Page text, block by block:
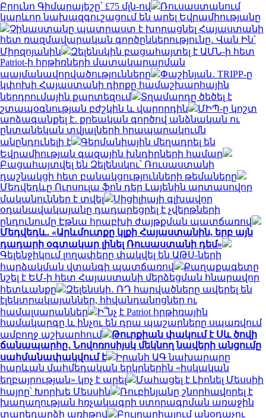
Բրունո Գիմարայեշը՝ £75 մլն-ով
Ռուսաստանում
կարևոր նախազգուշացում են արել Եվրամիությանը
Չինաստանը պատրաստ է խորացնել Հայաստանի
հետ ռազմավարական գործընկերությունը․ Վան Ին՝
Միրզոյանին
Զելենսկին բացահայտել է ԱՄՆ-ի հետ
Patriot-ի հրթիռների մատակարարման
պայմանավորվածությունները
Փաշինյան․ TRIPP-ը
կփոխի Հայաստանի դիրքը համաշխարհային
ներդրումային քարտեզում
Տղամարդը ծեծել է
շտապօգնության բժշկին և վարորդին
ՄԻՊ-ը կոշտ
արձագանքել է․ քրեական գործով անձնական ու
ընտանեկան տվյալների հրապարակումն
անընդունելի է
Գերմանիային մեղադրել են
Եվրամիության գազային խնդիրների համար
Բացահայտվել են Զելենսկու՝ Ռուսաստանի
դաշնակցի հետ բանակցությունների թեմաները
Մեդվեդևը Ուրսուլա ֆոն դեր Լայենին արտասովոր
մականուններ է տվել
Սիցիլիայի գլխավոր
օդանավակայանը դադարեցրել է չվերթների
ընդունումը Էթնա հրաբխի ժայթքման պատճառով
Մեդվեդև․ «Արևմուտքը կլքի Հայաստանին, երբ այն
դադարի օգտակար լինել Ռուսաստանի դեմ»
Գելենջիկում լողափերը փակվել են ԱԹՍ-ների
հարձակման վտանգի պատճառով
Քաղաքագետը
նշել է ԵՄ-ի հետ Հայաստանի մերձեցման հնարավոր
հետևանքը
Զելենսկի․ ՌԴ հարվածները ավերել են
էլեկտրակայաններ, հիվանդանոցներ ու
համալսարաններ
Ի՞նչ է Patriot հրթիռային
համակարգը և ինչու են դրա պաշարները սպառվում
ամբողջ աշխարհում
Թուրքիան փակում է Սև ծովի
ճանապարհը․ Նովոռոսիյսկ մեկնող նավերի անցումը
սահմանափակվում է
Իրանի ԱԳ նախարարը
հարևան մահմեդական երկրներին «իսկական
եղբայրության» կոչ է արել
Մահացել է Լիոնել Մեսսիի
հայրը՝ Խորխե Մեսսին
Ռուբինյանը շնորհավորել է
խաղաղության հռչակագրի ստորագրման առաջին
տարեդարձի առիթով
Բուլղարիայում անօդաչու